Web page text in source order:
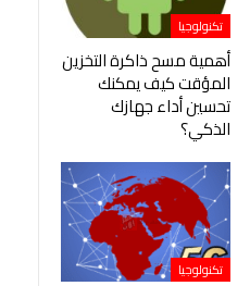
تكنولوجيا
أهمية مسح ذاكرة التخزين
المؤقت كيف يمكنك
تحسين أداء جهازك
الذكي؟
تكنولوجيا